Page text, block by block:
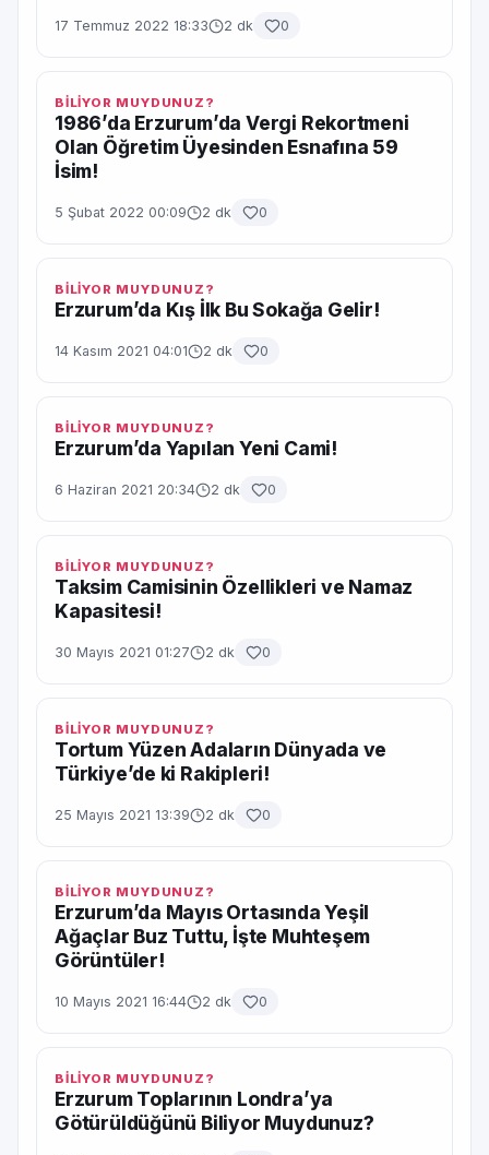
17 Temmuz 2022 18:33 2 dk 0
BİLİYOR MUYDUNUZ?
1986’da Erzurum’da Vergi Rekortmeni
Olan Öğretim Üyesinden Esnafına 59
İsim!
5 Şubat 2022 00:09 2 dk 0
BİLİYOR MUYDUNUZ?
Erzurum’da Kış İlk Bu Sokağa Gelir!
14 Kasım 2021 04:01 2 dk 0
BİLİYOR MUYDUNUZ?
Erzurum’da Yapılan Yeni Cami!
6 Haziran 2021 20:34 2 dk 0
BİLİYOR MUYDUNUZ?
Taksim Camisinin Özellikleri ve Namaz
Kapasitesi!
30 Mayıs 2021 01:27 2 dk 0
BİLİYOR MUYDUNUZ?
Tortum Yüzen Adaların Dünyada ve
Türkiye’de ki Rakipleri!
25 Mayıs 2021 13:39 2 dk 0
BİLİYOR MUYDUNUZ?
Erzurum’da Mayıs Ortasında Yeşil
Ağaçlar Buz Tuttu, İşte Muhteşem
Görüntüler!
10 Mayıs 2021 16:44 2 dk 0
BİLİYOR MUYDUNUZ?
Erzurum Toplarının Londra’ya
Götürüldüğünü Biliyor Muydunuz?